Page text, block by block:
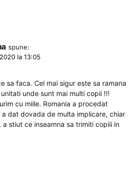
spune:
la 13:05
sa faca. Cel mai sigur este sa ramana
unde sunt mai multi copii !!!
cu miile. Romania a procedat
dat dovada de multa implicare, chiar
stiut ce inseamna sa trimiti copiii in